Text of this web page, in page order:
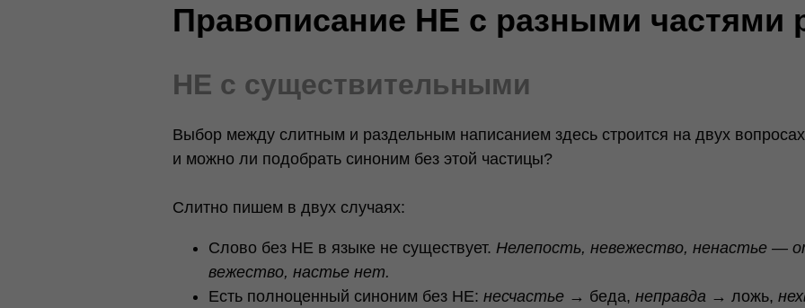
Правописание НЕ с разными частями
НЕ с существительными
Выбор между слитным и раздельным написанием здесь строится на двух
и можно ли подобрать синоним без этой частицы?
Слитно пишем в двух случаях:
Слово без НЕ в языке не существует. Нелепость, невежество, ненастье —
вежество, настье нет.
Есть полноценный синоним без НЕ: несчастье → беда, неправда → ложь,